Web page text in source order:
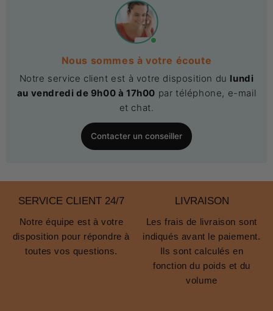
Nous sommes à votre écoute
Notre service client est à votre disposition du lundi
au vendredi de 9h00 à 17h00 par téléphone, e-mail
et chat.
Contacter un conseiller
SERVICE CLIENT 24/7
Notre équipe est à votre
disposition pour répondre à
toutes vos questions.
LIVRAISON
Les frais de livraison sont
indiqués avant le paiement.
Ils sont calculés en
fonction du poids et du
volume